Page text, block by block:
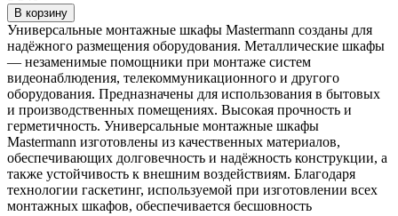
В корзину
Универсальные монтажные шкафы Mastermann созданы для
надёжного размещения оборудования. Металлические шкафы
— незаменимые помощники при монтаже систем
видеонаблюдения, телекоммуникационного и другого
оборудования. Предназначены для использования в бытовых
и производственных помещениях. Высокая прочность и
герметичность. Универсальные монтажные шкафы
Mastermann изготовлены из качественных материалов,
обеспечивающих долговечность и надёжность конструкции, а
также устойчивость к внешним воздействиям. Благодаря
технологии гаскетинг, используемой при изготовлении всех
монтажных шкафов, обеспечивается бесшовность